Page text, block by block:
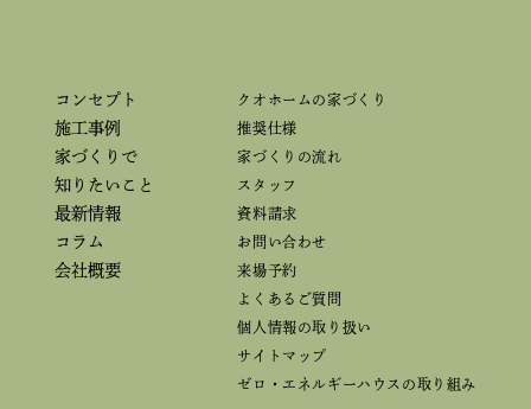
コンセプト
施工事例
家づくりで
知りたいこと
最新情報
コラム
会社概要
クオホームの家づくり
推奨仕様
家づくりの流れ
スタッフ
資料請求
お問い合わせ
来場予約
よくあるご質問
個人情報の取り扱い
サイトマップ
ゼロ・エネルギーハウスの取り組み